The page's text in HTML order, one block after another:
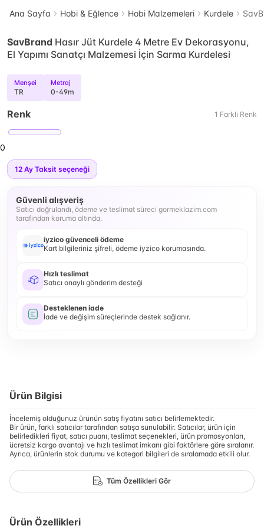
Ana Sayfa Hobi & Eğlence Hobi Malzemeleri Kurdele
SavBrand Hasır Jüt Kurdele 4 Metre Ev Dekorasyonu,
El Yapımı Sanatçı Malzemesi İçin Sarma Kurdelesi
Menşei
TR
Metraj
0-49m
Renk 1 Farklı Renk
0
12 Ay Taksit seçeneği
Güvenli alışveriş
Satıcı doğrulandı, ödeme ve teslimat süreci gormeklazim.com
tarafından koruma altında.
iyzico güvenceli ödeme
Kart bilgileriniz şifreli, ödeme iyzico korumasında.
Hızlı teslimat
Satıcı onaylı gönderim desteği
Desteklenen iade
İade ve değişim süreçlerinde destek sağlanır.
Ürün Bilgisi
İncelemiş olduğunuz ürünün satış fiyatını satıcı belirlemektedir.
Bir ürün, farklı satıcılar tarafından satışa sunulabilir. Satıcılar, ürün için
belirledikleri fiyat, satıcı puanı, teslimat seçenekleri, ürün promosyonları,
ücretsiz kargo avantajı ve hızlı teslimat imkanı gibi faktörlere göre sıralanır.
Ayrıca, ürünlerin stok durumu ve kategori bilgileri de sıralamada etkili olur.
Tüm Özellikleri Gör
Ürün Özellikleri